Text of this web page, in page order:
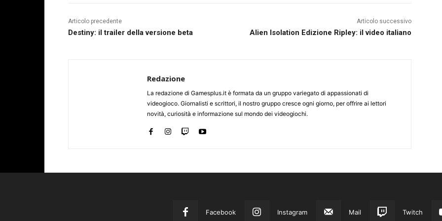
Articolo precedente
Destiny: il trailer della versione beta
Articolo successivo
Alien Isolation Edizione Ripley: il video italiano
Redazione
La redazione di Gamesplus.it è formata da un gruppo variegato di appassionati di
videogioco. Giornalisti e scrittori, il nostro gruppo cresce ogni giorno, per offrire ai lettori
novità, curiosità e informazione sul mondo dei videogiochi.
Facebook Instagram Mail Twitch